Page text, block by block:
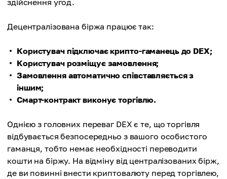
здійснення угод.
Децентралізована біржа працює так:
Користувач підключає крипто-гаманець до DEX;
Користувач розміщує замовлення;
Замовлення автоматично співставляється з
іншим;
Смарт-контракт виконує торгівлю.
Однією з головних переваг DEX є те, що торгівля
відбувається безпосередньо з вашого особистого
гаманця, тобто немає необхідності переводити
кошти на біржу. На відміну від централізованих бірж,
де ви повинні внести криптовалюту перед торгівлею,